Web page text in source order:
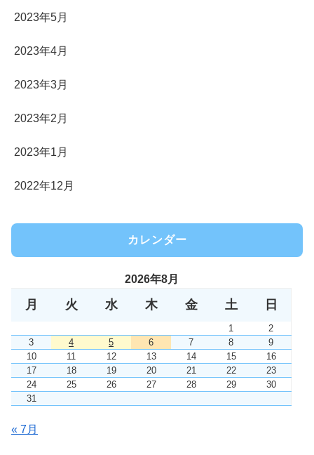
2023年5月
2023年4月
2023年3月
2023年2月
2023年1月
2022年12月
カレンダー
2026年8月
月 火 水 木 金 土 日
1
2
3
4 5 6 7 8
9
10
11 12 13 14 15
16
17
18 19 20 21 22
23
24
25 26 27 28 29
30
31
« 7月